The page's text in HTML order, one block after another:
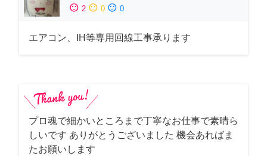
sentiment_satisfied 2 sentiment_neutral 0 sentiment_dissatisfied 0
エアコン、IH等専用回線工事承ります
プロ魂で細かいところまで丁寧なお仕事で素晴ら
しいです ありがとうございました 機会あればま
たお願いします